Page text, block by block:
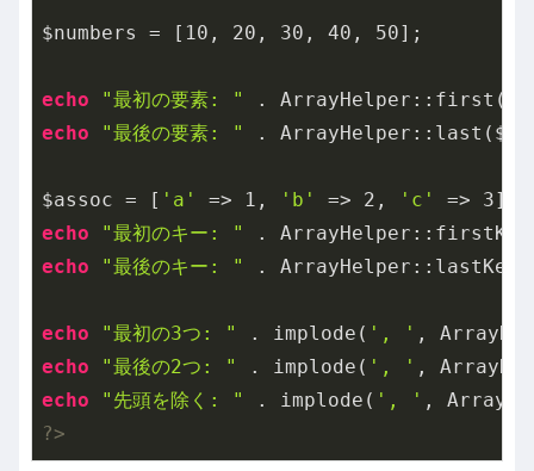
$numbers = [ 10 , 20 , 30 , 40 , 50];
echo "最初の要素: "
.
echo
"最後の要素: " .
$assoc = [ 'a' => 1 , 'b' => 2 , 'c' => 3
echo
"最初のキー: "
.
echo
"最後のキー: " .
echo "最初の3つ: " . implode( ', ' ,
echo
"最後の2つ: " . implode( ', ' ,
echo
"先頭を除く: " . implode( ', ' ,
?>